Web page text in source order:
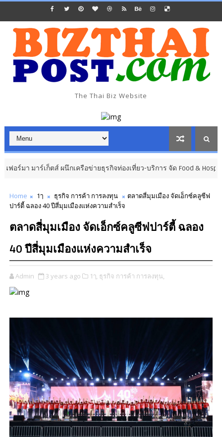
The Thai Biz Website
ร์เก็ตส์ ผนึกเครือข่ายธุรกิจท่องเที่ยว-บริการ จัด Food & Hospitality
Home 1ๅ ธุรกิจ การค้า การลงทุน
ตลาดสี่มุมเมือง จัดเอ็กซ์คลูซีฟ
ปาร์ตี้ ฉลอง 40 ปีสี่มุมเมืองแห่งความสำเร็จ
ตลาดสี่มุมเมือง จัดเอ็กซ์คลูซีฟปาร์ตี้ ฉลอง
40 ปีสี่มุมเมืองแห่งความสำเร็จ
Admin 3 years ago 1ๅ, ธุรกิจ การค้า การลงทุน,